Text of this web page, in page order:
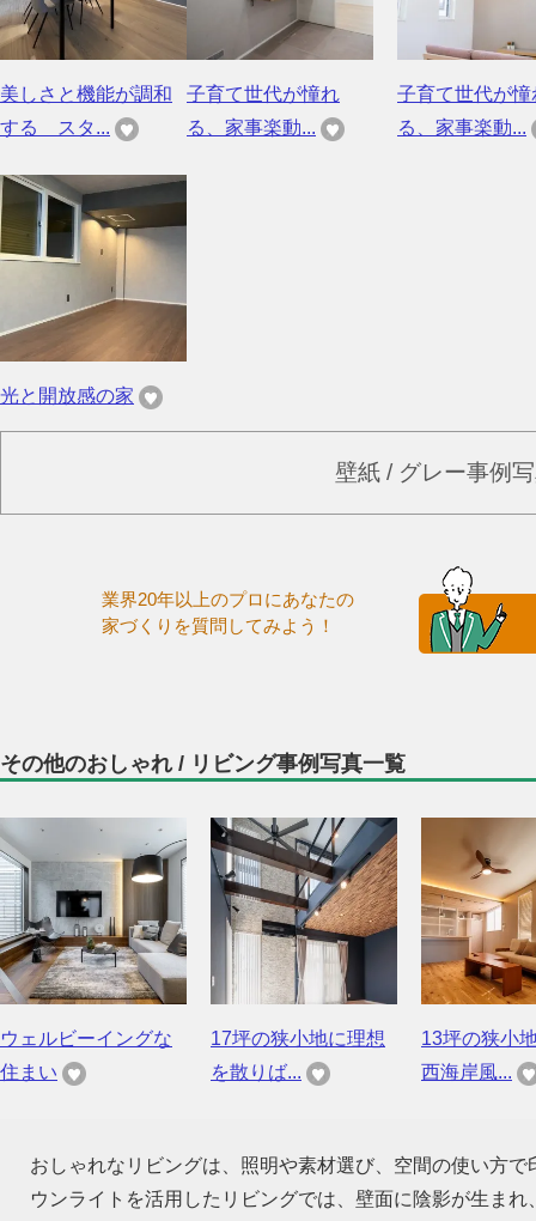
美しさと機能が調和
する スタ...
子育て世代が憧れ
る、家事楽動...
子育て世代が憧
る、家事楽動...
光と開放感の家
壁紙 / グレー事例
業界20年以上のプロにあなたの
家づくりを質問してみよう！
その他のおしゃれ / リビング事例写真一覧
ウェルビーイングな
住まい
17坪の狭小地に理想
を散りば...
13坪の狭小
西海岸風...
おしゃれなリビングは、照明や素材選び、空間の使い方
ウンライトを活用したリビングでは、壁面に陰影が生ま